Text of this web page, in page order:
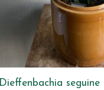
Dieffenbachia seguine